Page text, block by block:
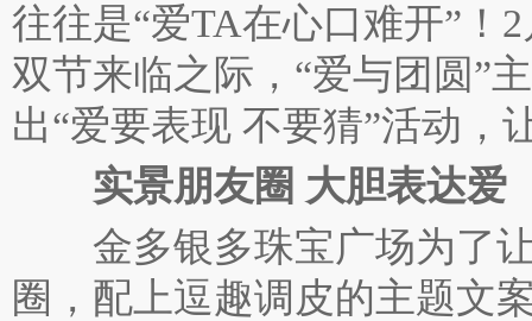
往往是“爱TA在心口难开”
双节来临之际，“爱与团圆”
出“爱要表现 不要猜”活动
实景朋友圈 大胆表达爱
金多银多珠宝广场为了让
圈，配上逗趣调皮的主题文